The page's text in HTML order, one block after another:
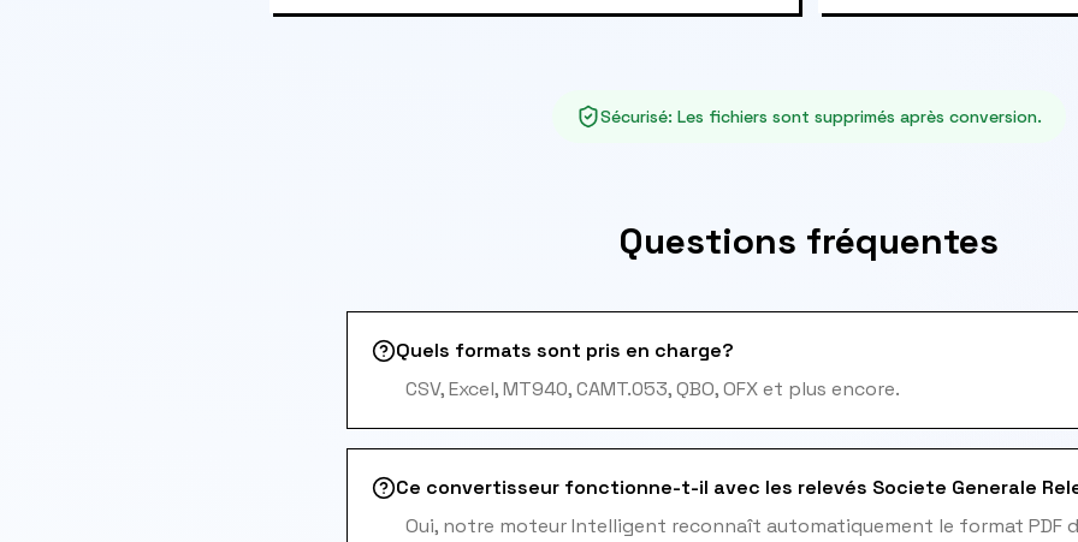
Sécurisé: Les fichiers sont supprimés après conversion.
Questions fréquentes
Quels formats sont pris en charge?
CSV, Excel, MT940, CAMT.053, QBO, OFX et plus encore.
Ce convertisseur fonctionne-t-il avec les relevés Societe Generale
Oui, notre moteur Intelligent reconnaît automatiquement le format PDF